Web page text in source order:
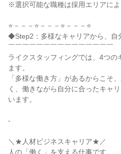
※選択可能な職種は採用エリアに
⭐－－－⭐－－－⭐－－－⭐
◆Step2：多様なキャリアから、自
￣￣￣￣￣￣￣￣￣￣￣￣￣￣￣
ライクスタッフィングでは、4つの
ます。
「多様な働き方」があるからこそ
く、働きながら自分に合ったキャ
います。
-
＼★人材ビジネスキャリア★／
人の「働く」を支える仕事です。